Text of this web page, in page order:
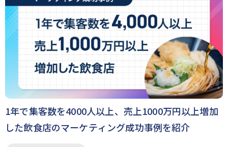
1年で集客数を4000人以上、売上1000万円以上増加
した飲食店のマーケティング成功事例を紹介